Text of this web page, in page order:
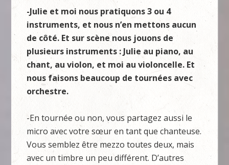
-Julie et moi nous pratiquons 3 ou 4
instruments, et nous n’en mettons aucun
de côté. Et sur scène nous jouons de
plusieurs instruments : Julie au piano, au
chant, au violon, et moi au violoncelle. Et
nous faisons beaucoup de tournées avec
orchestre.
-En tournée ou non, vous partagez aussi le
micro avec votre sœur en tant que chanteuse.
Vous semblez être mezzo toutes deux, mais
avec un timbre un peu différent. D’autres